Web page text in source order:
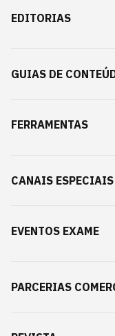
EDITORIAS
GUIAS DE
FERRAMENTAS
CANAIS ESPECIAIS
EVENTOS EXAME
PARCERIAS